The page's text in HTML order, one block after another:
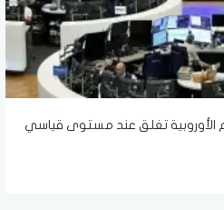
الأسهم الأوروبية تغلق عند مستوى قياسي